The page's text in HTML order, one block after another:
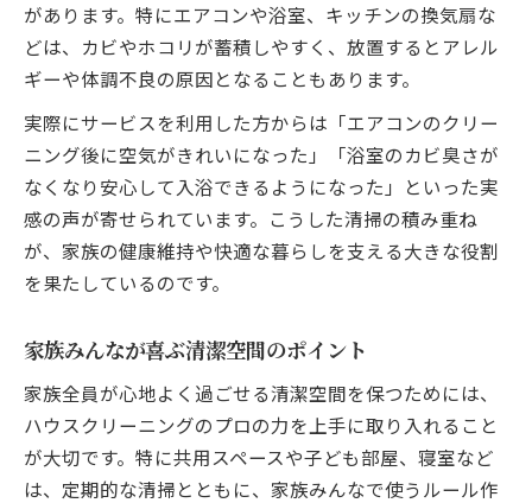
があります。特にエアコンや浴室、キッチンの換気扇な
どは、カビやホコリが蓄積しやすく、放置するとアレル
ギーや体調不良の原因となることもあります。
実際にサービスを利用した方からは「エアコンのクリー
ニング後に空気がきれいになった」「浴室のカビ臭さが
なくなり安心して入浴できるようになった」といった実
感の声が寄せられています。こうした清掃の積み重ね
が、家族の健康維持や快適な暮らしを支える大きな役割
を果たしているのです。
家族みんなが喜ぶ清潔空間のポイント
家族全員が心地よく過ごせる清潔空間を保つためには、
ハウスクリーニングのプロの力を上手に取り入れること
が大切です。特に共用スペースや子ども部屋、寝室など
は、定期的な清掃とともに、家族みんなで使うルール作